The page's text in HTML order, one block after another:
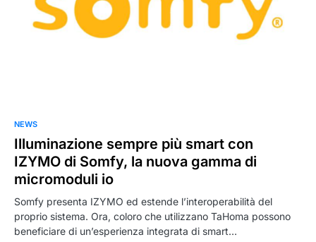
NEWS
Illuminazione sempre più smart con
IZYMO di Somfy, la nuova gamma di
micromoduli io
Somfy presenta IZYMO ed estende l’interoperabilità del
proprio sistema. Ora, coloro che utilizzano TaHoma possono
beneficiare di un’esperienza integrata di smart…